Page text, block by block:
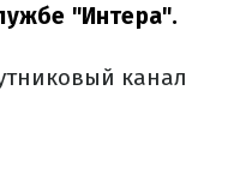
"Интера".
канал